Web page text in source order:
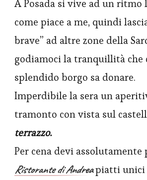
A Posada si vive ad un
come piace a me, quindi
brave” ad altre zone della
godiamoci la tranquillità che
splendido borgo sa donare.
Imperdibile la sera un
tramonto con vista sul
terrazzo.
Per cena devi assolutamente
Ristorante di Andreapiatti unici